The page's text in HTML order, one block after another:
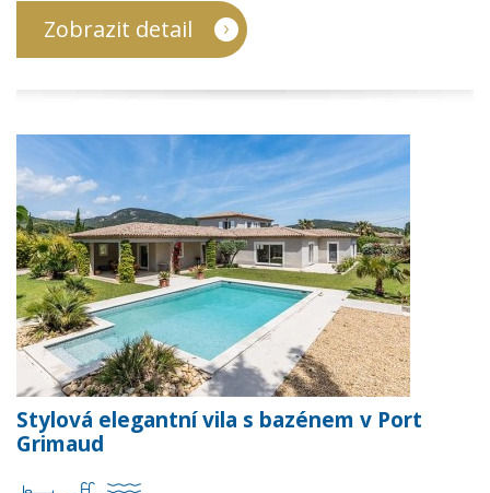
Zobrazit detail
Stylová elegantní vila s bazénem v Port
Grimaud